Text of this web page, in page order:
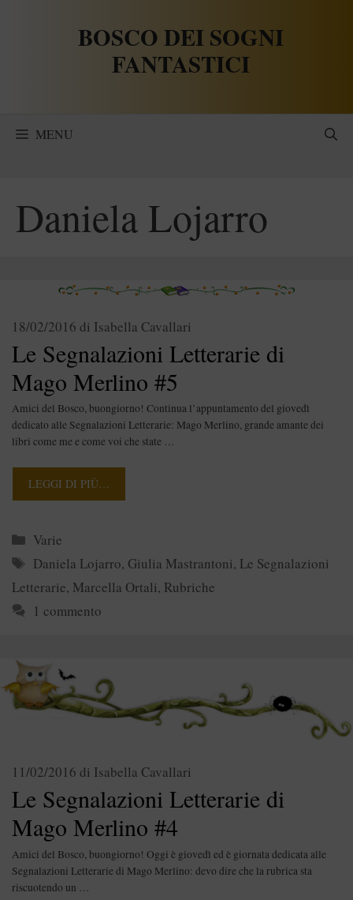
BOSCO DEI SOGNI
FANTASTICI
MENU
Daniela Lojarro
Le Segnalazioni Letterarie di
Mago Merlino #5
18/02/2016 di Isabella Cavallari
Amici del Bosco, buongiorno! Continua l’appuntamento del giovedì
dedicato alle Segnalazioni Letterarie: Mago Merlino, grande amante dei
libri come me e come voi che state …
LEGGI DI PIÙ…
Categorie
Varie
Tag
Daniela Lojarro, Giulia Mastrantoni, Le Segnalazioni
Letterarie, Marcella Ortali, Rubriche
1 commento
Le Segnalazioni Letterarie di
Mago Merlino #4
11/02/2016 di Isabella Cavallari
Amici del Bosco, buongiorno! Oggi è giovedì ed è giornata dedicata alle
Segnalazioni Letterarie di Mago Merlino: devo dire che la rubrica sta
riscuotendo un …